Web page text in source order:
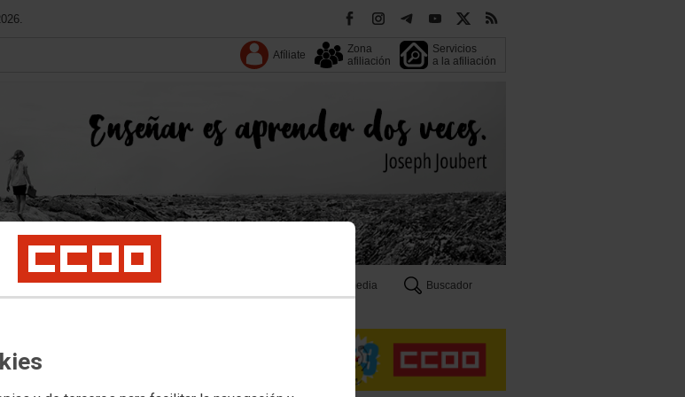
Afíliate
Zona
afiliación
Servicios
a la afiliación
Conócenos Multimedia
Buscador